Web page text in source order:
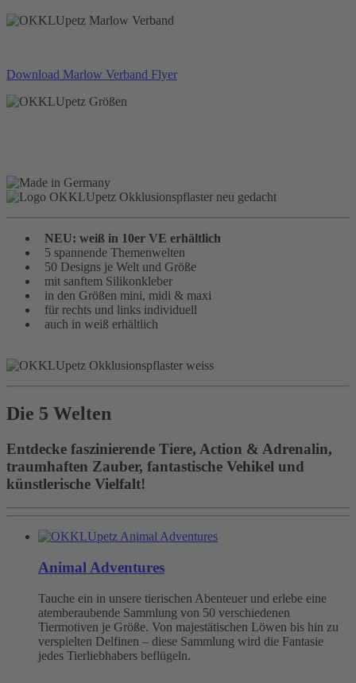
Download Marlow Verband Flyer
NEU: weiß in 10er VE erhältlich
5 spannende Themenwelten
50 Designs je Welt und Größe
mit sanftem Silikonkleber
in den Größen mini, midi & maxi
für rechts und links individuell
auch in weiß erhältlich
Die 5 Welten
Entdecke faszinierende Tiere, Action & Adrenalin,
traumhaften Zauber, fantastische Vehikel und
künstlerische Vielfalt!
Animal Adventures
Tauche ein in unsere tierischen Abenteuer und erlebe eine
atemberaubende Sammlung von 50 verschiedenen
Tiermotiven je Größe. Von majestätischen Löwen bis hin zu
verspielten Delfinen – diese Sammlung wird die Fantasie
jedes Tierliebhabers beflügeln.